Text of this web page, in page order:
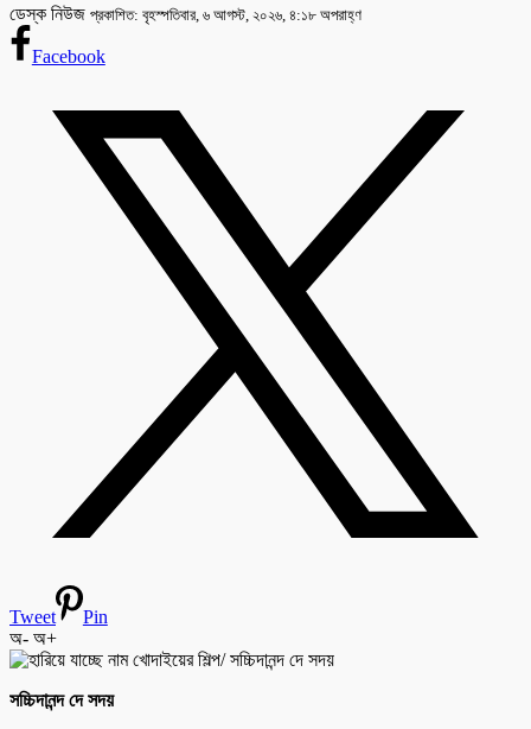
ডেস্ক নিউজ প্রকাশিত: বৃহস্পতিবার, ৬ আগস্ট, ২০২৬, ৪:১৮ অপরাহ্ণ
Facebook
Tweet
Pin
অ- অ+
সচ্চিদানন্দ দে সদয়